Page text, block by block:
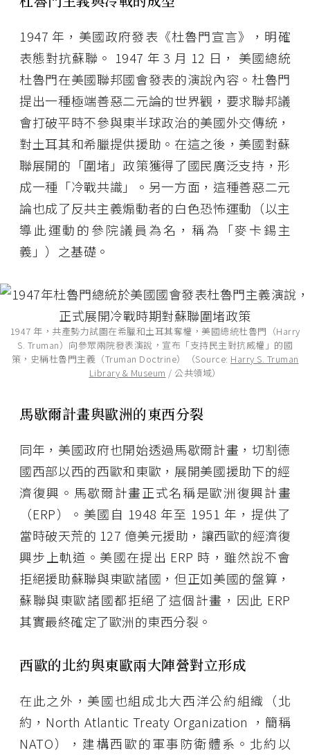
1947 年，美國政府發表《杜魯門宣言》，明確
表態對抗蘇聯。 1947 年 3 月 12 日， 美國總統
杜魯門在美國聯邦國會發表的演說內容。杜魯門
提出一種極端善惡二元論的世界觀，要求聯邦議
會打破平時不參與東半球政治的美國外交傳統，
對土耳其和希臘提供援助。在這之後，美國對蘇
聯展開的「圍堵」政策獲得了國民廣泛支持，形
成一種「冷戰共識」。另一方面，這種善惡二元
論也成了反共主義煽動者的白色恐怖運動（以主
導此運動的參院議員為名，稱為「麥卡錫主
義」）之基礎。
1947 年，共產勢力試圖在希臘和土耳其奪權，美國總統杜魯門（Harry
S. Truman）向參眾兩院發表演說，宣布「支持民主對抗威權」的國
策，史稱杜魯門主義（Truman Doctrine）（Source: Harry S. Truman
Library & Museum / 公共領域）
馬歇爾計畫與歐洲的東西分裂
同年，美國政府也開始透過馬歇爾計畫，切割德
國西部以西的西歐和東歐，展開美國援助下的經
濟復興。馬歇爾計畫正式名稱是歐洲復興計畫
（ERP）。美國自 1948 年至 1951 年，提供了
當時破天荒的 127 億美元援助，讓西歐的經濟復
興步上軌道。美國在提出 ERP 時，雖然說不會
拒絕援助蘇聯與東歐諸國，但正如美國的盤算，
蘇聯與東歐諸國都拒絕了這個計畫，因此 ERP
其實最終確定了歐洲的東西分裂。
西歐的北約與東歐兩大陣營對立形成
在此之外，美國也組成北大西洋公約組織（北
約，North Atlantic Treaty Organization ，簡稱
NATO），建構西歐的軍事防衛體系。北約以